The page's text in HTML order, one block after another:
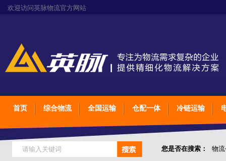
欢迎访问英脉物流官方网站
首页 综合物流 全国运输 仓配一体 冷链运输
您是否在搜索： 物